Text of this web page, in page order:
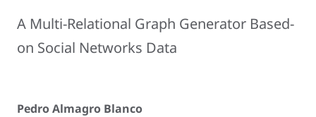
A Multi-Relational Graph Generator Based-
on Social Networks Data
Pedro Almagro Blanco